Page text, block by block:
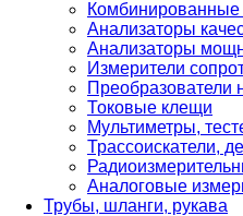
Комбинированные
Анализаторы
Анализаторы
Измерители
Преобразователи
Токовые клещи
Мультиметры,
Трассоискатели,
Аналоговые
Трубы, шланги, рукава